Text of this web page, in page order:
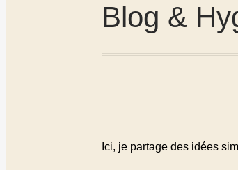
Blog &
Ici, je partage des idées